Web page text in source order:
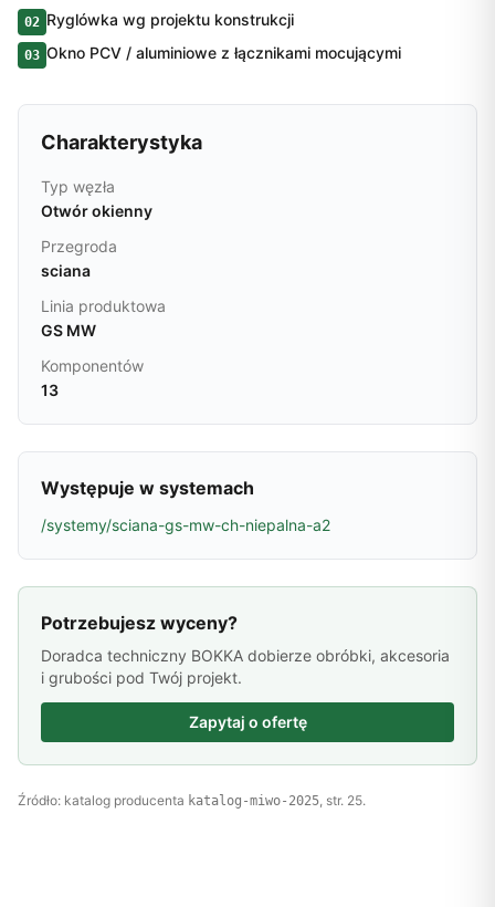
02 Ryglówka wg projektu konstrukcji
03 Okno PCV / aluminiowe z łącznikami mocującymi
Charakterystyka
Typ węzła
Otwór okienny
Przegroda
sciana
Linia produktowa
GS MW
Komponentów
13
Występuje w systemach
/systemy/sciana-gs-mw-ch-niepalna-a2
Potrzebujesz wyceny?
Doradca techniczny BOKKA dobierze obróbki, akcesoria
i grubości pod Twój projekt.
Zapytaj o ofertę
Źródło: katalog producenta katalog-miwo-2025, str. 25.